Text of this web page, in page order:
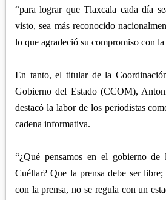
“para lograr que Tlaxcala cada día
visto, sea más reconocido
lo que agradeció su compromiso con
En tanto, el titular de la
Gobierno del Estado (CCOM),
destacó la labor de los periodistas
cadena informativa.
“¿Qué pensamos en el gobierno de
Cuéllar? Que la prensa debe ser
con la prensa, no se regula con un